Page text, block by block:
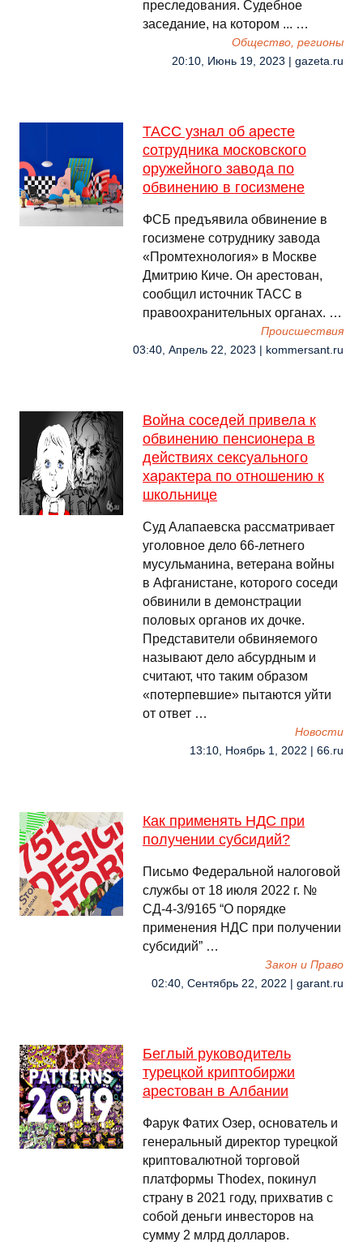
преследования. Судебное
заседание, на котором ... …
Общество, регионы
20:10, Июнь 19, 2023 | gazeta.ru
ТАСС узнал об аресте
сотрудника московского
оружейного завода по
обвинению в госизмене
ФСБ предъявила обвинение в
госизмене сотруднику завода
«Промтехнология» в Москве
Дмитрию Киче. Он арестован,
сообщил источник ТАСС в
правоохранительных органах. …
Происшествия
03:40, Апрель 22, 2023 | kommersant.ru
Война соседей привела к
обвинению пенсионера в
действиях сексуального
характера по отношению к
школьнице
Суд Алапаевска рассматривает
уголовное дело 66-летнего
мусульманина, ветерана войны
в Афганистане, которого соседи
обвинили в демонстрации
половых органов их дочке.
Представители обвиняемого
называют дело абсурдным и
считают, что таким образом
«потерпевшие» пытаются уйти
от ответ …
Новости
13:10, Ноябрь 1, 2022 | 66.ru
Как применять НДС при
получении субсидий?
Письмо Федеральной налоговой
службы от 18 июля 2022 г. №
СД-4-3/9165 “О порядке
применения НДС при получении
субсидий” …
Закон и Право
02:40, Сентябрь 22, 2022 | garant.ru
Беглый руководитель
турецкой криптобиржи
арестован в Албании
Фарук Фатих Озер, основатель и
генеральный директор турецкой
криптовалютной торговой
платформы Thodex, покинул
страну в 2021 году, прихватив с
собой деньги инвесторов на
сумму 2 млрд долларов.